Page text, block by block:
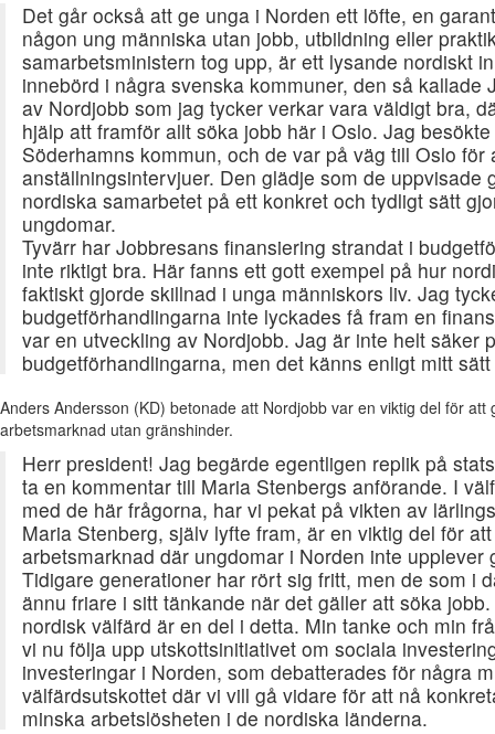
Det går också att ge unga i Norden ett löfte, en
någon ung människa utan jobb, utbildning eller
samarbetsministern tog upp, är ett lysande nordiskt
innebörd i några svenska kommuner, den så kallade
av Nordjobb som jag tycker verkar vara väldigt bra,
hjälp att framför allt söka jobb här i Oslo. Jag
Söderhamns kommun, och de var på väg till Oslo
anställningsintervjuer. Den glädje som de uppvisade
nordiska samarbetet på ett konkret och tydligt sätt
ungdomar.
Tyvärr har Jobbresans finansiering strandat i
inte riktigt bra. Här fanns ett gott exempel på hur
faktiskt gjorde skillnad i unga människors liv. Jag
budgetförhandlingarna inte lyckades få fram en
var en utveckling av Nordjobb. Jag är inte helt säker
budgetförhandlingarna, men det känns enligt mitt
Anders Andersson (KD) betonade att Nordjobb var en viktig del för
arbetsmarknad utan gränshinder.
Herr president! Jag begärde egentligen replik på
ta en kommentar till Maria Stenbergs anförande. I
med de här frågorna, har vi pekat på vikten av
Maria Stenberg, själv lyfte fram, är en viktig del för
arbetsmarknad där ungdomar i Norden inte upplever
Tidigare generationer har rört sig fritt, men de som i
ännu friare i sitt tänkande när det gäller att söka
nordisk välfärd är en del i detta. Min tanke och min
vi nu följa upp utskottsinitiativet om sociala
investeringar i Norden, som debatterades för några
välfärdsutskottet där vi vill gå vidare för att nå
minska arbetslösheten i de nordiska länderna.